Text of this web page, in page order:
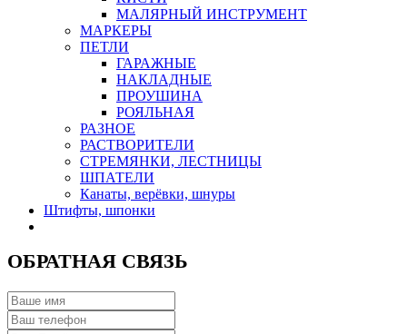
МАЛЯРНЫЙ ИНСТРУМЕНТ
МАРКЕРЫ
ПЕТЛИ
ГАРАЖНЫЕ
НАКЛАДНЫЕ
ПРОУШИНА
РОЯЛЬНАЯ
РАЗНОЕ
РАСТВОРИТЕЛИ
СТРЕМЯНКИ, ЛЕСТНИЦЫ
ШПАТЕЛИ
Канаты, верёвки, шнуры
Штифты, шпонки
ОБРАТНАЯ СВЯЗЬ